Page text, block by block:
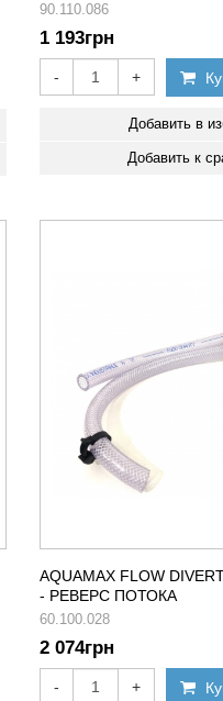
90.110.086
1 193грн
- +
Добавить в
Добавить к
AQUAMAX FLOW
- РЕВЕРС ПОТОКА
60.100.028
2 074грн
- +